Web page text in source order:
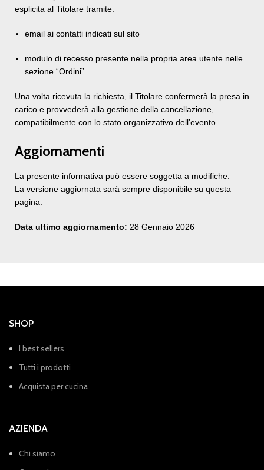
esplicita al Titolare tramite:
email ai contatti indicati sul sito
modulo di recesso presente nella propria area utente nelle
sezione “Ordini”
Una volta ricevuta la richiesta, il Titolare confermerà la presa in
carico e provvederà alla gestione della cancellazione,
compatibilmente con lo stato organizzativo dell’evento.
Aggiornamenti
La presente informativa può essere soggetta a modifiche.
La versione aggiornata sarà sempre disponibile su questa
pagina.
Data ultimo aggiornamento: 28 Gennaio 2026
SHOP
I best sellers
Tutti i prodotti
Acquista per cucina
AZIENDA
Chi siamo